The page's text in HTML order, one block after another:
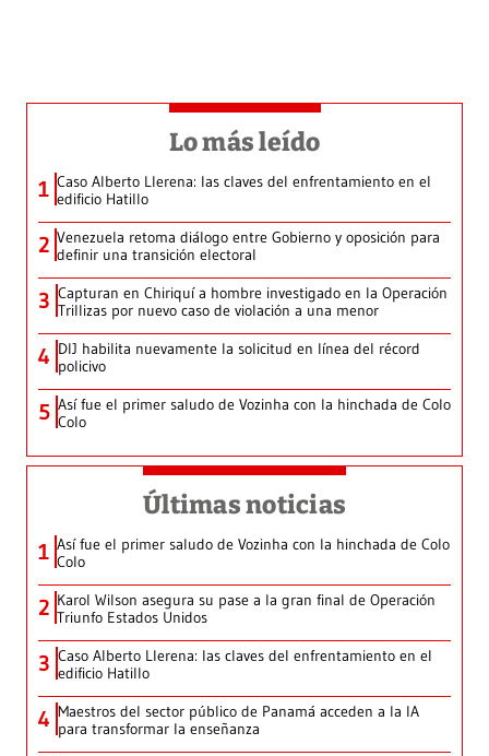
Lo más leído
1 Caso Alberto Llerena: las claves del enfrentamiento en el
edificio Hatillo
2 Venezuela retoma diálogo entre Gobierno y oposición para
definir una transición electoral
3 Capturan en Chiriquí a hombre investigado en la Operación
Trillizas por nuevo caso de violación a una menor
4 DIJ habilita nuevamente la solicitud en línea del récord
policivo
5 Así fue el primer saludo de Vozinha con la hinchada de Colo
Colo
Últimas noticias
1 Así fue el primer saludo de Vozinha con la hinchada de Colo
Colo
2 Karol Wilson asegura su pase a la gran final de Operación
Triunfo Estados Unidos
3 Caso Alberto Llerena: las claves del enfrentamiento en el
edificio Hatillo
4 Maestros del sector público de Panamá acceden a la IA
para transformar la enseñanza